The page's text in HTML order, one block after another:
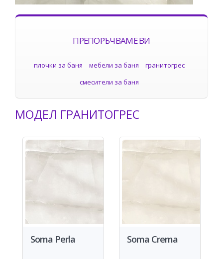
ПРЕПОРЪЧВАМЕ ВИ
плочки за баня мебели за баня
гранитогрес
смесители за баня
МОДЕЛ ГРАНИТОГРЕС
Soma Perla Soma Crema